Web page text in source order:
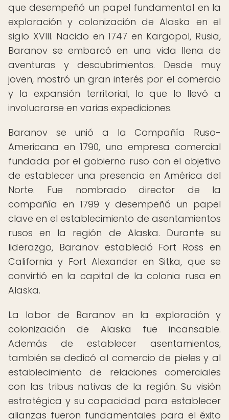
que desempeñó un papel fundamental en la
exploración y colonización de Alaska en el
siglo XVIII. Nacido en 1747 en Kargopol, Rusia,
Baranov se embarcó en una vida llena de
aventuras y descubrimientos. Desde muy
joven, mostró un gran interés por el comercio
y la expansión territorial, lo que lo llevó a
involucrarse en varias expediciones.
Baranov se unió a la Compañía Ruso-
Americana en 1790, una empresa comercial
fundada por el gobierno ruso con el objetivo
de establecer una presencia en América del
Norte. Fue nombrado director de la
compañía en 1799 y desempeñó un papel
clave en el establecimiento de asentamientos
rusos en la región de Alaska. Durante su
liderazgo, Baranov estableció Fort Ross en
California y Fort Alexander en Sitka, que se
convirtió en la capital de la colonia rusa en
Alaska.
La labor de Baranov en la exploración y
colonización de Alaska fue incansable.
Además de establecer asentamientos,
también se dedicó al comercio de pieles y al
establecimiento de relaciones comerciales
con las tribus nativas de la región. Su visión
estratégica y su capacidad para establecer
alianzas fueron fundamentales para el éxito